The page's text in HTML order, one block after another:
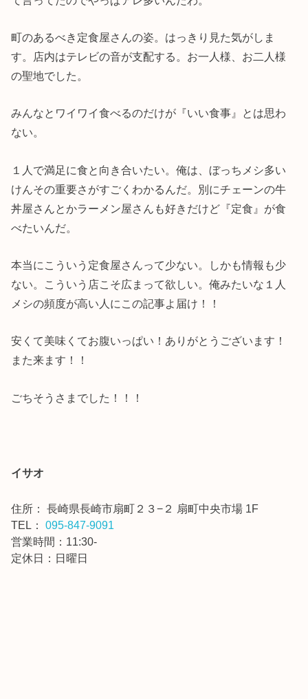
町のあるべき定食屋さんの姿。はっきり見た気がしま
す。店内はテレビの音が支配する。お一人様、お二人様
の聖地でした。
みんなとワイワイ食べるのだけが『いい食事』とは思わ
ない。
１人で満足に食と向き合いたい。俺は、ぼっちメシ多い
けんその重要さがすごくわかるんだ。別にチェーンの牛
丼屋さんとかラーメン屋さんも好きだけど『定食』が食
べたいんだ。
本当にこういう定食屋さんって少ない。しかも情報も少
ない。こういう店こそ広まって欲しい。俺みたいな１人
メシの頻度が高い人にこの記事よ届け！！
安くて美味くてお腹いっぱい！ありがとうございます！
また来ます！！
ごちそうさまでした！！！
イサオ
住所： 長崎県長崎市扇町２３−２ 扇町中央市場 1F
TEL：095-847-9091
営業時間：11:30-
定休日：日曜日